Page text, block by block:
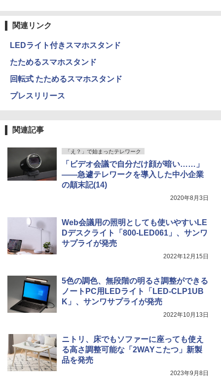
関連リンク
LEDライト付きスマホスタンド
たためるスマホスタンド
回転式 たためるスマホスタンド
プレスリリース
関連記事
「え？」で始まったテレワーク
「ビデオ会議で自分だけ顔が暗い……」
――急遽テレワークを導入した中小企業
の顛末記(14)
2020年8月3日
Web会議用の照明としても使いやすいLE
Dデスクライト「800-LED061」、サンワ
サプライが発売
2022年12月15日
5色の調色、無段階の明るさ調整ができる
ノートPC用LEDライト「LED-CLP1UB
K」、サンワサプライが発売
2022年10月13日
ニトリ、床でもソファーに座っても使え
る高さ調整可能な「2WAYこたつ」新製
品を発売
2023年9月8日